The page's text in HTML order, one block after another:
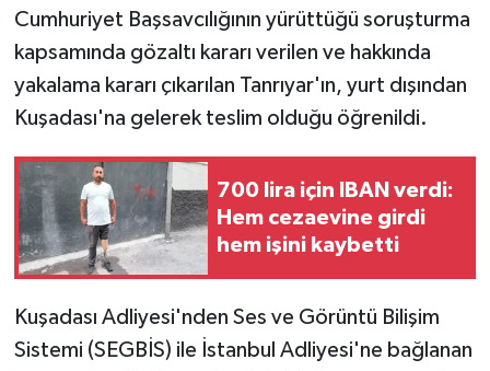
Cumhuriyet Başsavcılığının yürüttüğü soruşturma
kapsamında gözaltı kararı verilen ve hakkında
yakalama kararı çıkarılan Tanrıyar'ın, yurt dışından
Kuşadası'na gelerek teslim olduğu öğrenildi.
700 lira için IBAN verdi:
Hem cezaevine girdi
hem işini kaybetti
Kuşadası Adliyesi'nden Ses ve Görüntü Bilişim
Sistemi (SEGBİS) ile İstanbul Adliyesi'ne bağlanan